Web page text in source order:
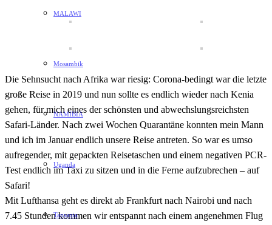
MALAWI
Mosambik
NAMIBIA
Uganda
Tansania
Die Sehnsucht nach Afrika war riesig: Corona-bedingt war die letzte
große Reise in 2019 und nun sollte es endlich wieder nach Kenia
gehen, für mich eines der schönsten und abwechslungsreichsten
Safari-Länder. Nach zwei Wochen Quarantäne konnten mein Mann
und ich im Januar endlich unsere Reise antreten. So war es umso
aufregender, mit gepackten Reisetaschen und einem negativen PCR-
Test endlich im Taxi zu sitzen und in die Ferne aufzubrechen – auf
Safari!
Mit Lufthansa geht es direkt ab Frankfurt nach Nairobi und nach
7.45 Stunden kommen wir entspannt nach einem angenehmen Flug